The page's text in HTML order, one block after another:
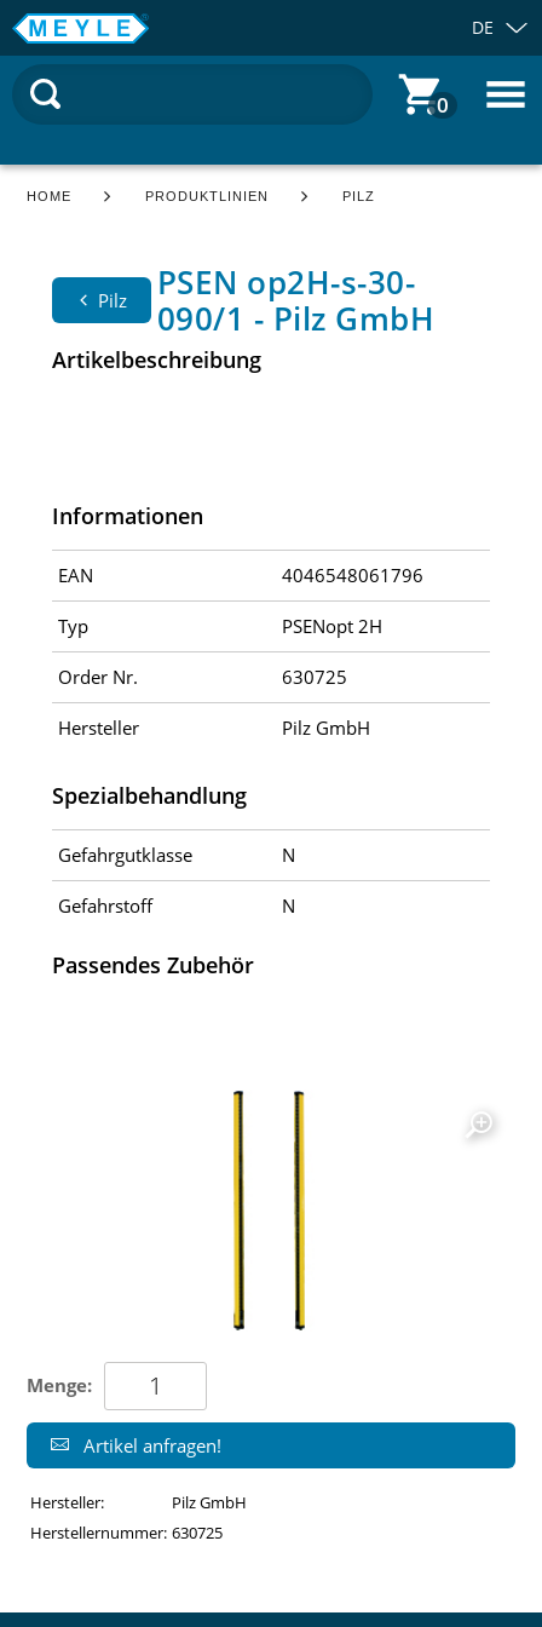
DE
0
HOME PRODUKTLINIEN PILZ
Pilz
PSEN op2H-s-30-
090/1 - Pilz GmbH
Artikelbeschreibung
Informationen
EAN 4046548061796
Typ PSENopt 2H
Order Nr. 630725
Hersteller Pilz GmbH
Spezialbehandlung
Gefahrgutklasse N
Gefahrstoff N
Passendes Zubehör
Menge:
Artikel anfragen!
Hersteller:
Pilz GmbH
Herstellernummer: 630725